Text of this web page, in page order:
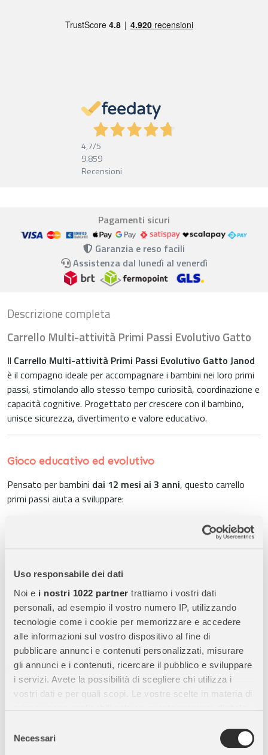
Uso responsabile dei dati
Noi e i nostri 1022 partner trattiamo i vostri dati
personali, ad esempio il vostro numero IP, utilizzando
tecnologie come i cookie per memorizzare e accedere
alle informazioni sul vostro dispositivo al fine di
pubblicare annunci e contenuti personalizzati, misurare
gli annunci e i contenuti, ricercare il pubblico e sviluppare
i servizi. Avete la possibilità di scegliere chi utilizza i
vostri dati e per quali scopi. Le vostre scelte in materia di
modificare o revocare il proprio consenso in qualsiasi
momento dalla Dichiarazione sui cookie o facendo clic
delNecessari
4,7/5
9.859
Recensioni
Pagamenti sicuri
Garanzia e reso facili
Assistenza dal lunedì al venerdì
Descrizione completa
Carrello Multi-attività Primi Passi Evolutivo Gatto
Il Carrello Multi-attività Primi Passi Evolutivo Gatto Janod
è il compagno ideale per accompagnare i bambini nei loro primi
passi, stimolando allo stesso tempo curiosità, coordinazione e
capacità cognitive. Progettato per crescere con il bambino,
unisce sicurezza, divertimento e valore educativo.
Gioco educativo ed evolutivo
Pensato per bambini dai 12 mesi ai 3 anni, questo carrello
primi passi aiuta a sviluppare:
Grazie alle numerose attività integrate, il bambino impara
divertendosi.
Caratteristiche principali
Manubrio regolabileAltezza regolabile da47 a 53 cm, per
adattarsi alla crescita del bambino.
8 attività ludiche integrate
Include:
forme da incastrare